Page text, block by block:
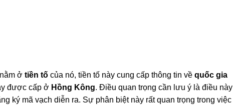
nằm ởtiền tố của nó, tiền tố này cung cấp thông tin vềquốc gia
được cấp ở Hồng Kông. Điều quan trọng cần lưu ý là điều này
ký mã vạch diễn ra. Sự phân biệt này rất quan trọng trong việc